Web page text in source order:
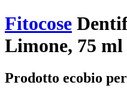
Fitocose
Limone, 75 ml
Prodotto ecobio